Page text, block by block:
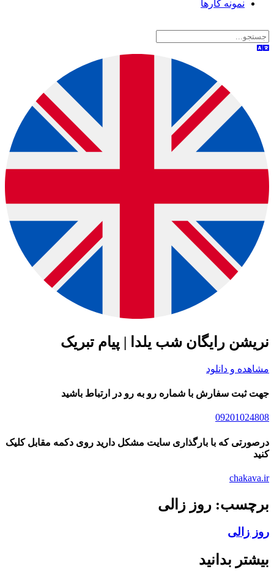
نمونه کارها
نریشن رایگان شب یلدا | پیام تبریک
مشاهده و دانلود
جهت ثبت سفارش با شماره رو به رو در ارتباط باشید
09201024808
درصورتی که با بارگذاری سایت مشکل دارید روی دکمه مقابل کلیک
کنید
chakava.ir
برچسب: روز زالی
روز زالی
بیشتر بدانید